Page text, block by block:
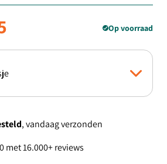
Op voorraad
Hoesje
, vandaag verzonden
met 16.000+ reviews